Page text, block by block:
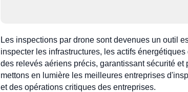
Les inspections par drone sont devenues un outil
inspecter les infrastructures, les actifs
des relevés aériens précis, garantissant sécurité
mettons en lumière les meilleures entreprises
et des opérations critiques des entreprises.